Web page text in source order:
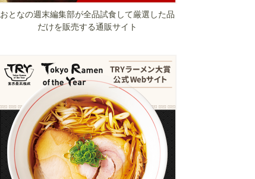
おとなの週末編集部が全品試食して厳選した品
だけを販売する通販サイト